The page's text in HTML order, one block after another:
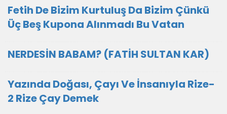
Fetih De Bizim Kurtuluş Da Bizim Çünkü
Üç Beş Kupona Alınmadı Bu Vatan
NERDESİN BABAM? (FATİH SULTAN KAR)
Yazında Doğası, Çayı Ve İnsanıyla Rize-
2 Rize Çay Demek